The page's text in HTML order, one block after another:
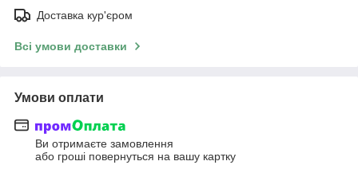
Доставка кур'єром
Всі умови доставки
Умови оплати
Ви отримаєте замовлення
або гроші повернуться на вашу картку